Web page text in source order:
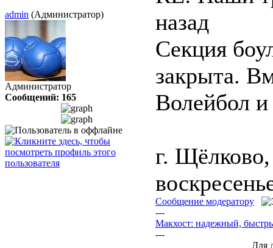
admin (Администратор)
Администратор
Сообщений: 165
назад
Секция
закрыта.
Волейбол
г.
Сообщение модератору
---
Макхост: надежный,
---
Для